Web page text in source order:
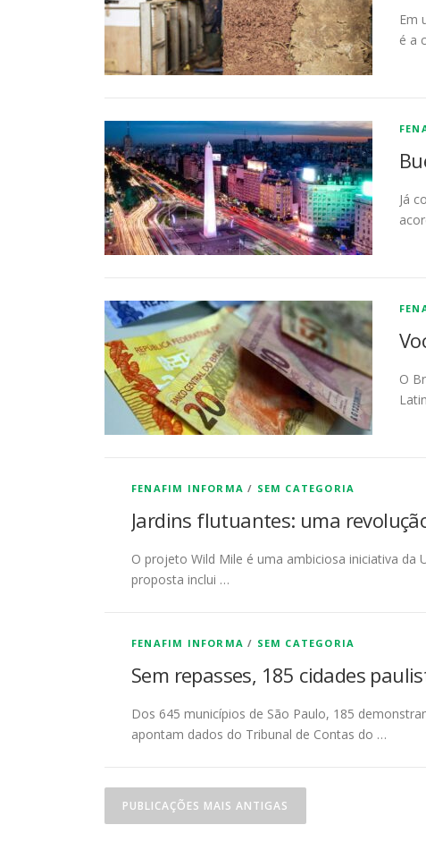
Em
é a
Já
O
FENAFIM INFORMA / SEM CATEGORIA
Jardins flutuantes: uma
O projeto Wild Mile é uma ambiciosa iniciativa da
proposta inclui …
FENAFIM INFORMA / SEM CATEGORIA
Sem repasses, 185 cidades
Dos 645 municípios de São Paulo, 185
apontam dados do Tribunal de Contas do …
N
a PUBLICAÇÕES MAIS ANTIGAS